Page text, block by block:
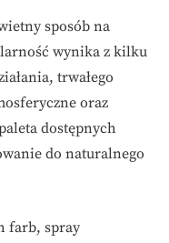
sposób na
wynika z kilku
trwałego
oraz
dostępnych
do naturalnego
farb, spray